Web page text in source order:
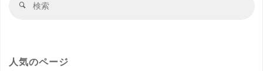
検
人気のページ